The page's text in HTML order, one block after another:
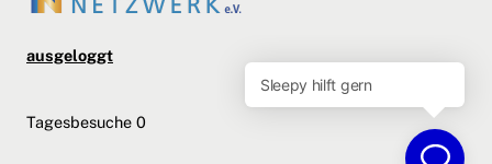
ausgeloggt
Tagesbesuche 0